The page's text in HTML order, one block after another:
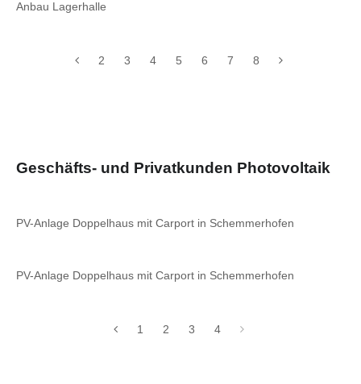
Anbau Lagerhalle
2 3 4 5 6 7 8
Geschäfts- und Privatkunden Photovoltaik
PV-Anlage Doppelhaus mit Carport in Schemmerhofen
PV-Anlage Doppelhaus mit Carport in Schemmerhofen
1 2 3 4